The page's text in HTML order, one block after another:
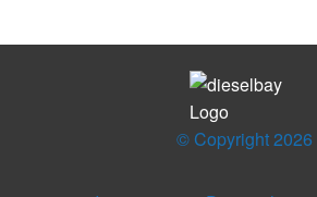
© Copyright 2026